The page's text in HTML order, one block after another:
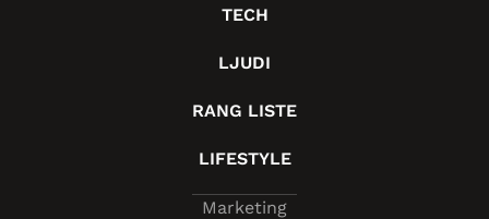
TECH
LJUDI
RANG LISTE
LIFESTYLE
Marketing